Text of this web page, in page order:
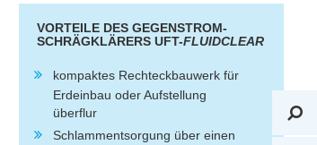
VORTEILE DES GEGENSTROM-
SCHRÄGKLÄRERS UFT-FLUIDCLEAR
kompaktes Rechteckbauwerk für
Erdeinbau oder Aufstellung
überflur
Schlammentsorgung über einen